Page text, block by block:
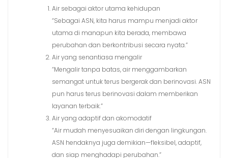
Air sebagai aktor utama kehidupan
“Sebagai ASN, kita harus mampu menjadi aktor
utama di manapun kita berada, membawa
perubahan dan berkontribusi secara nyata.”
Air yang senantiasa mengalir
“Mengalir tanpa batas, air menggambarkan
semangat untuk terus bergerak dan berinovasi. ASN
pun harus terus berinovasi dalam memberikan
layanan terbaik.”
Air yang adaptif dan akomodatif
“Air mudah menyesuaikan diri dengan lingkungan.
ASN hendaknya juga demikian—fleksibel, adaptif,
dan siap menghadapi perubahan.”